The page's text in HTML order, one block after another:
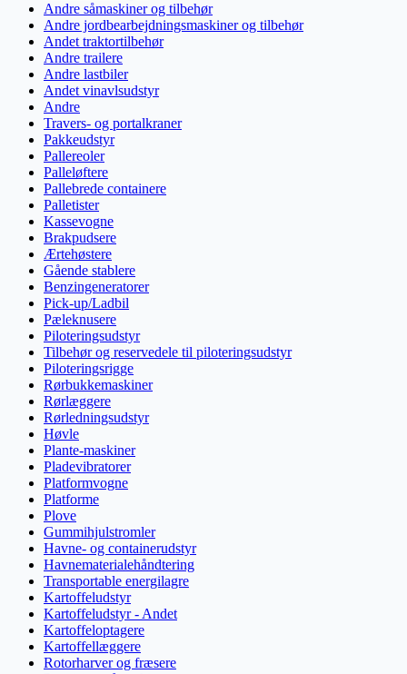
Andre såmaskiner og tilbehør
Andre jordbearbejdningsmaskiner og tilbehør
Andet traktortilbehør
Andre trailere
Andre lastbiler
Andet vinavlsudstyr
Andre
Travers- og portalkraner
Pakkeudstyr
Pallereoler
Palleløftere
Pallebrede containere
Palletister
Kassevogne
Brakpudsere
Ærtehøstere
Gående stablere
Benzingeneratorer
Pick-up/Ladbil
Pæleknusere
Piloteringsudstyr
Tilbehør og reservedele til piloteringsudstyr
Piloteringsrigge
Rørbukkemaskiner
Rørlæggere
Rørledningsudstyr
Høvle
Plante-maskiner
Pladevibratorer
Platformvogne
Platforme
Plove
Gummihjulstromler
Havne- og containerudstyr
Havnematerialehåndtering
Transportable energilagre
Kartoffeludstyr
Kartoffeludstyr - Andet
Kartoffeloptagere
Kartoffellæggere
Rotorharver og fræsere